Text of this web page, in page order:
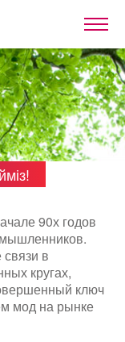
90х годов
в
кругах,
ключ
мод на рынке